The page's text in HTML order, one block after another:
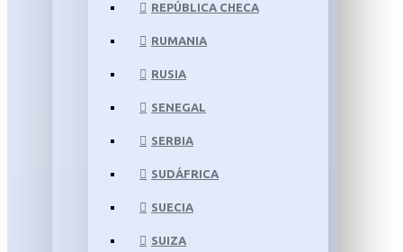
REPÚBLICA CHECA
RUMANIA
RUSIA
SENEGAL
SERBIA
SUDÁFRICA
SUECIA
SUIZA